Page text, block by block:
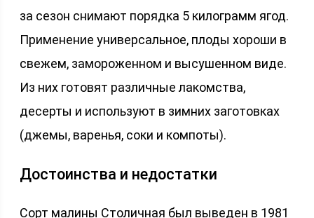
за сезон снимают порядка 5 килограмм ягод.
Применение универсальное, плоды хороши в
свежем, замороженном и высушенном виде.
Из них готовят различные лакомства,
десерты и используют в зимних заготовках
(джемы, варенья, соки и компоты).
Достоинства и недостатки
Сорт малины Столичная был выведен в 1981